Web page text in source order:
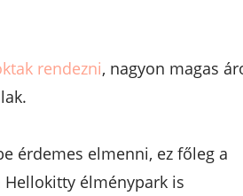
rendezni, nagyon magas
érdemes elmenni, ez főleg a
Hellokitty élménypark is